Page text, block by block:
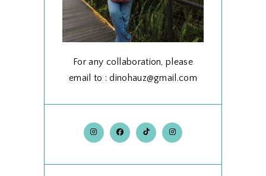
For any collaboration, please
email to : dinohauz@gmail.com